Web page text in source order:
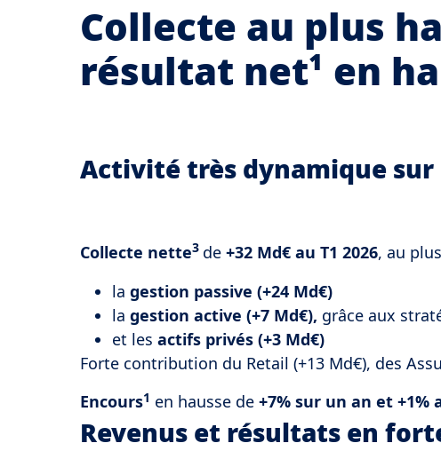
Collecte au plus
résultat net¹ en
Activité très dynamique sur
Collecte nette3 de +32 Md€ au T1 2026, au
la gestion passive (+24 Md€)
la gestion active (+7 Md€), grâce aux
et les actifs privés (+3 Md€)
Forte contribution du Retail (+13 Md€), des
Encours1 en hausse de +7% sur un an et +1%
Revenus et résultats en